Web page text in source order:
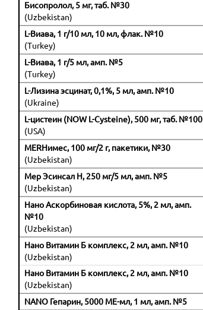
Бисопролол, 5 мг, таб. №30
(Uzbekistan)
L-Виава, 1 г/10 мл, 10 мл, флак. №10
(Turkey)
L-Виава, 1 г/5 мл, амп. №5
(Turkey)
L-Лизина эсцинат, 0,1%, 5 мл, амп. №10
(Ukraine)
L-цистеин (NOW L-Cysteine), 500 мг, таб. №100
(USA)
MERНимес, 100 мг/2 г, пакетики, №30
(Uzbekistan)
Мер Эсинсал H, 250 мг/5 мл, амп. №5
(Uzbekistan)
Нано Аскорбиновая кислота, 5%, 2 мл, амп.
№10
(Uzbekistan)
Нано Витамин Б комплекс, 2 мл, амп. №10
(Uzbekistan)
Нано Витамин Б комплекс, 2 мл, амп. №10
(Uzbekistan)
NANO Гепарин, 5000 МЕ-мл, 1 мл, амп. №5